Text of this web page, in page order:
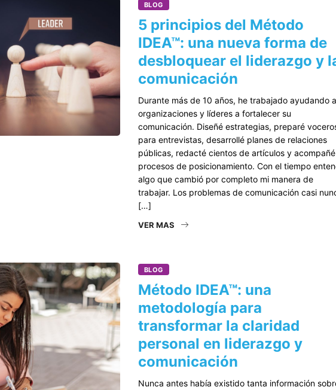
BLOG
5 principios del Método
IDEA™: una nueva forma de
desbloquear el liderazgo y
comunicación
Durante más de 10 años, he trabajado ayudando a
organizaciones y líderes a fortalecer su
comunicación. Diseñé estrategias, preparé
para entrevistas, desarrollé planes de relaciones
públicas, redacté cientos de artículos y acompañé
procesos de posicionamiento. Con el tiempo
algo que cambió por completo mi manera de
trabajar. Los problemas de comunicación casi
[…]
VER MAS
BLOG
Método IDEA™: una
metodología para
transformar la claridad
personal en liderazgo y
comunicación
Nunca antes había existido tanta información